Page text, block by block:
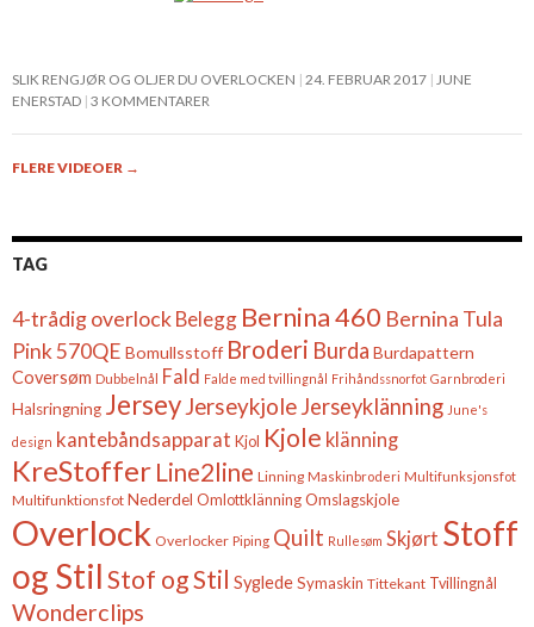
SLIK RENGJØR OG OLJER DU OVERLOCKEN 24. FEBRUAR 2017
JUNE
ENERSTAD 3 KOMMENTARER
FLERE VIDEOER →
TAG
4-trådig overlockBelegg Bernina 460 Bernina Tula
Pink 570QE Bomullsstoff Broderi Burda Burdapattern
Coversøm Dubbelnål Fald Falde med tvillingnål Frihåndssnorfot Garnbroderi
Halsringning JerseyJerseykjoleJerseyklänning June's
design kantebåndsapparat Kjol Kjole klänning
KreStoffer Line2line Linning Maskinbroderi Multifunksjonsfot
Multifunktionsfot Nederdel Omlottklänning Omslagskjole
Overlock Overlocker Piping Quilt Rullesøm Skjørt Stoff
og Stil Stof og Stil SygledeSymaskin Tittekant Tvillingnål
Wonderclips